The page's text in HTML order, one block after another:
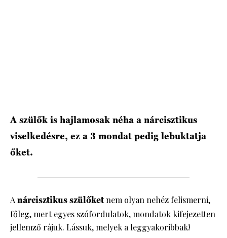
A szülők is hajlamosak néha a nárcisztikus
viselkedésre, ez a 3 mondat pedig lebuktatja
őket.
Anárcisztikusszülőketnem olyan nehéz felismerni,
főleg, mert egyes szófordulatok, mondatok kifejezetten
jellemző rájuk. Lássuk, melyek a leggyakoribbak!